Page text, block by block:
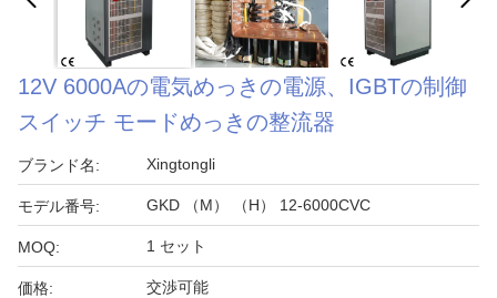
12V 6000Aの電気めっきの電源、IGBTの制御
スイッチ モードめっきの整流器
ブランド名: Xingtongli
モデル番号: GKD （M） （H） 12-6000CVC
MOQ: 1 セット
価格: 交渉可能